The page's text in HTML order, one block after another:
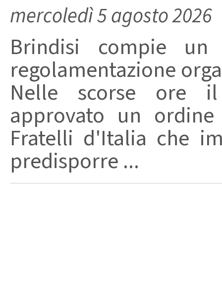
mercoledì 5 agosto 2026
Brindisi compie
regolamentazione
Nelle scorse ore
approvato un
Fratelli d'Italia che
predisporre ...